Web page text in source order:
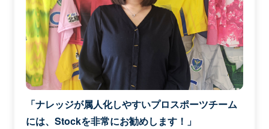
「ナレッジが属人化しやすいプロスポーツチーム
には、Stockを非常にお勧めします！」